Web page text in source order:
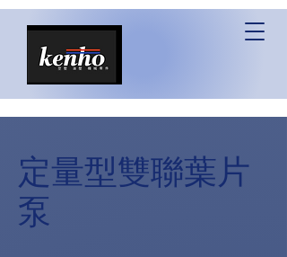
定量型雙聯葉片
泵